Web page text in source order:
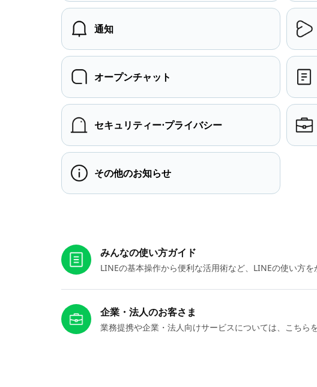
通知
オープンチャット
セキュリティー⋅プライバシー
その他のお知らせ
みんなの使い方ガイド
LINEの基本操作から便利な活用術など、LINEの使い方
企業・法人のお客さま
業務提携や企業・法人向けサービスについては、こちら